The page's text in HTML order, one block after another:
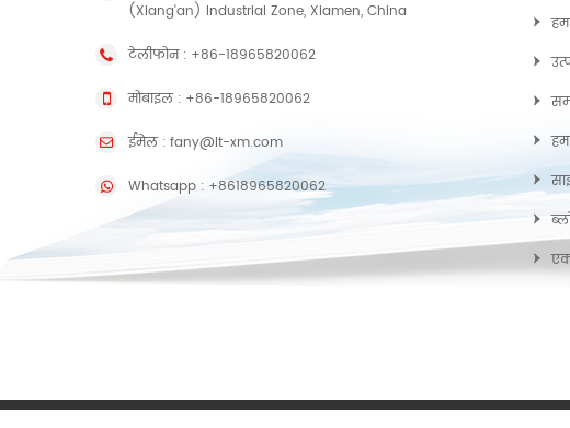
(Xiang'an) Industrial Zone, Xiamen, China
टेलीफोन : +86-18965820062
मोबाइल : +86-18965820062
ईमेल : fany@lt-xm.com
Whatsapp : +8618965820062